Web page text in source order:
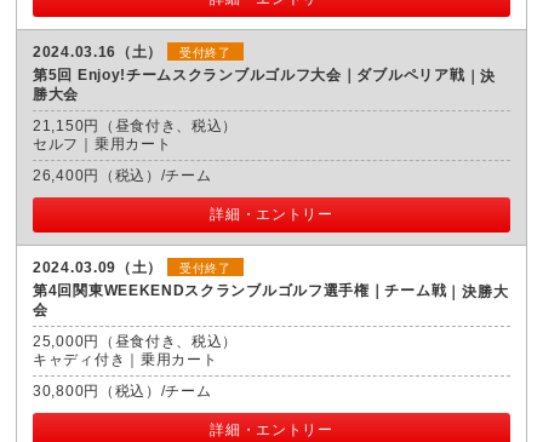
2024.03.16（土） 受付終了
第5回 Enjoy!チームスクランブルゴルフ大会｜ダブルペリア戦
決
勝大会
21,150円（昼食付き、税込）
セルフ｜乗用カート
26,400円（税込）/チーム
詳細・エントリー
2024.03.09（土） 受付終了
第4回関東WEEKENDスクランブルゴルフ選手権｜チーム戦
決勝大
会
25,000円（昼食付き、税込）
キャディ付き｜乗用カート
30,800円（税込）/チーム
詳細・エントリー